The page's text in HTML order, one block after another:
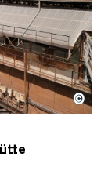
Hütte
Hütte | Karl
©